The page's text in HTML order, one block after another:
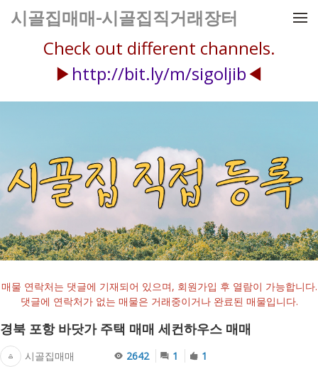
메뉴 건너뛰기
시골집매매-시골집직거래장터
Check out different channels.
▶http://bit.ly/m/sigoljib◀
매물 연락처는 댓글에 기재되어 있으며, 회원가입 후 열람이 가능합니다.
댓글에 연락처가 없는 매물은 거래중이거나 완료된 매물입니다.
경북 포항 바닷가 주택 매매 세컨하우스 매매
시골집매매
2642 1 1